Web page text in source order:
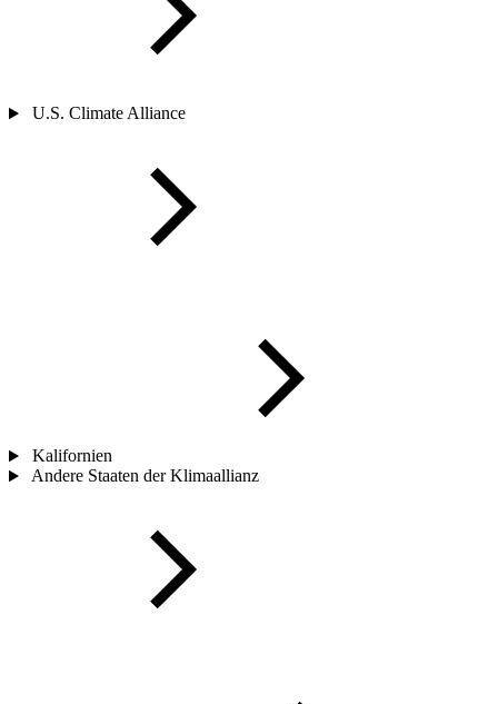
U.S. Climate Alliance
Kalifornien
Andere Staaten der Klimaallianz